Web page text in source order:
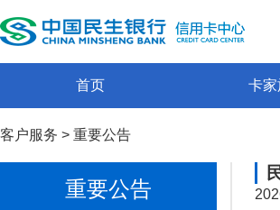
首页 卡家
客户服务 > 重要公告
重要公告